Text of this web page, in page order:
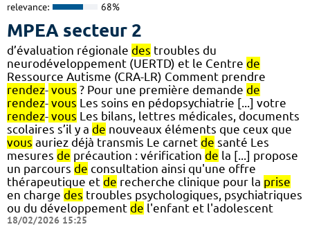
relevance: 68%
MPEA secteur 2
d’évaluation régionale des troubles du
neurodéveloppement (UERTD) et le Centre de
Ressource Autisme (CRA-LR) Comment prendre
rendez- vous ? Pour une première demande de
rendez- vous Les soins en pédopsychiatrie [...] votre
rendez- vous Les bilans, lettres médicales, documents
scolaires s’il y a de nouveaux éléments que ceux que
vous auriez déjà transmis Le carnet de santé Les
mesures de précaution : vérification de la [...] propose
un parcours de consultation ainsi qu'une offre
thérapeutique et de recherche clinique pour la prise
en charge des troubles psychologiques, psychiatriques
ou du développement de l'enfant et l'adolescent
18/02/2026 15:25